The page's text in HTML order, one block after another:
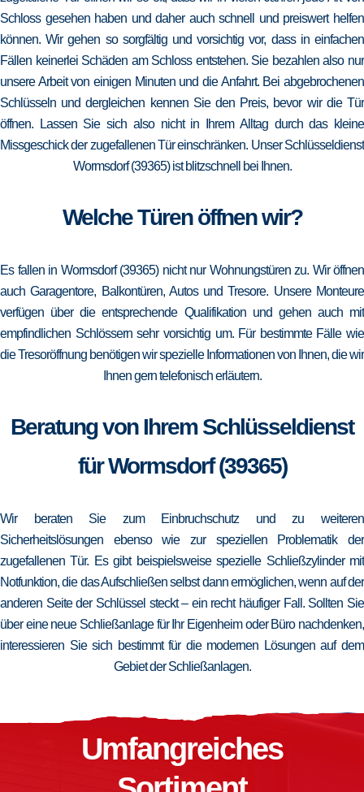
Schloss gesehen haben und daher auch schnell und preiswert helfen
können. Wir gehen so sorgfältig und vorsichtig vor, dass in einfachen
Fällen keinerlei Schäden am Schloss entstehen. Sie bezahlen also nur
unsere Arbeit von einigen Minuten und die Anfahrt. Bei abgebrochenen
Schlüsseln und dergleichen kennen Sie den Preis, bevor wir die Tür
öffnen. Lassen Sie sich also nicht in Ihrem Alltag durch das kleine
Missgeschick der zugefallenen Tür einschränken. Unser Schlüsseldienst
Wormsdorf (39365) ist blitzschnell bei Ihnen.
Welche Türen öffnen wir?
Es fallen in Wormsdorf (39365) nicht nur Wohnungstüren zu. Wir öffnen
auch Garagentore, Balkontüren, Autos und Tresore. Unsere Monteure
verfügen über die entsprechende Qualifikation und gehen auch mit
empfindlichen Schlössern sehr vorsichtig um. Für bestimmte Fälle wie
die Tresoröffnung benötigen wir spezielle Informationen von Ihnen, die wir
Ihnen gern telefonisch erläutern.
Beratung von Ihrem Schlüsseldienst
für Wormsdorf (39365)
Wir beraten Sie zum Einbruchschutz und zu weiteren
Sicherheitslösungen ebenso wie zur speziellen Problematik der
zugefallenen Tür. Es gibt beispielsweise spezielle Schließzylinder mit
Notfunktion, die das Aufschließen selbst dann ermöglichen, wenn auf der
anderen Seite der Schlüssel steckt – ein recht häufiger Fall. Sollten Sie
über eine neue Schließanlage für Ihr Eigenheim oder Büro nachdenken,
interessieren Sie sich bestimmt für die modernen Lösungen auf dem
Gebiet der Schließanlagen.
Umfangreiches